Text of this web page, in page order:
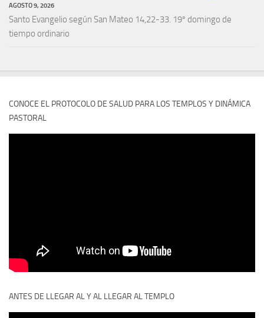
AGOSTO 9, 2026
Santo Evangelio según San Mateo 14,22-33. 19º domingo de
tiempo ordinario
CONOCE EL PROTOCOLO DE SALUD PARA LOS TEMPLOS Y DINÁMICA
PASTORAL
ANTES DE LLEGAR AL Y AL LLEGAR AL TEMPLO